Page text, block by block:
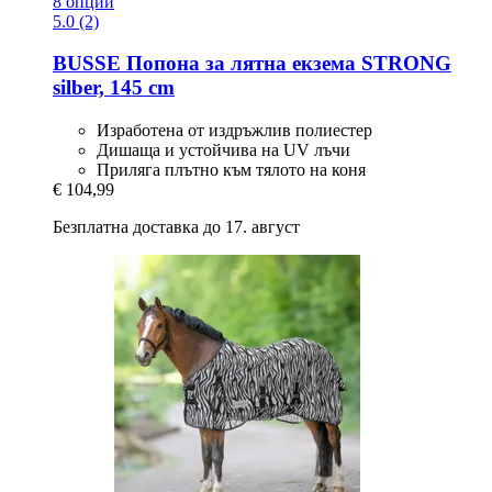
5.0 (2)
BUSSE Попона за лятна екзема STRONG
silber, 145 cm
Изработена от издръжлив полиестер
Дишаща и устойчива на UV лъчи
Приляга плътно към тялото на коня
€ 104,99
Безплатна доставка до 17. август